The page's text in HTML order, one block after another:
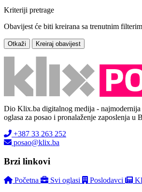
Kriteriji pretrage
Obavijest će biti kreirana sa trenutnim
Otkaži Kreiraj obavijest
Dio Klix.ba digitalnog medija - najmodernija
oglasa za posao i pronalaženje zaposlenja u
+387 33 263 252
posao@klix.ba
Brzi linkovi
Početna Svi oglasi Poslodavci